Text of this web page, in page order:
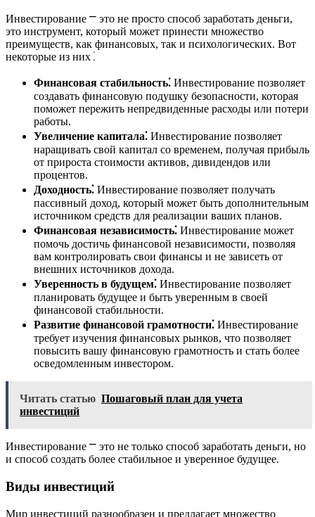
Инвестирование ⎻ это не просто способ заработать деньги,
это инструмент, который может принести множество
преимуществ, как финансовых, так и психологических. Вот
некоторые из них⁚
Финансовая стабильность⁚ Инвестирование позволяет
создавать финансовую подушку безопасности, которая
поможет пережить непредвиденные расходы или потери
работы.
Увеличение капитала⁚ Инвестирование позволяет
наращивать свой капитал со временем, получая прибыль
от прироста стоимости активов, дивидендов или
процентов.
Доходность⁚ Инвестирование позволяет получать
пассивный доход, который может быть дополнительным
источником средств для реализации ваших планов.
Финансовая независимость⁚ Инвестирование может
помочь достичь финансовой независимости, позволяя
вам контролировать свои финансы и не зависеть от
внешних источников дохода.
Уверенность в будущем⁚ Инвестирование позволяет
планировать будущее и быть уверенным в своей
финансовой стабильности.
Развитие финансовой грамотности⁚ Инвестирование
требует изучения финансовых рынков, что позволяет
повысить вашу финансовую грамотность и стать более
осведомленным инвестором.
Читать статью Пошаговый план для учета
инвестиций
Инвестирование ⎻ это не только способ заработать деньги, но
и способ создать более стабильное и уверенное будущее.
Виды инвестиций
Мир инвестиций разнообразен и предлагает множество